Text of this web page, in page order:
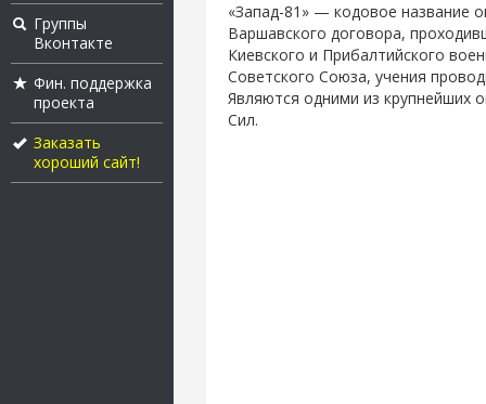
Группы
Вконтакте
Фин. поддержка
проекта
Заказать
хороший сайт!
«Запад-81» — кодовое название
Варшавского договора,
Киевского и Прибалтийского
Советского Союза, учения
Являются одними из крупнейших
Сил.